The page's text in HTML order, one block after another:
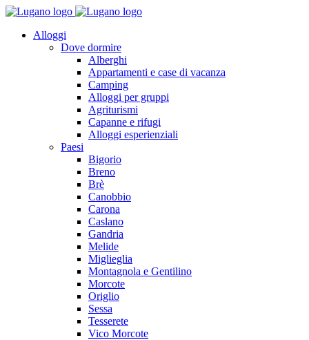
Alloggi
Dove dormire
Alberghi
Appartamenti e case di vacanza
Camping
Alloggi per gruppi
Agriturismi
Capanne e rifugi
Alloggi esperienziali
Paesi
Bigorio
Breno
Brè
Canobbio
Carona
Caslano
Gandria
Melide
Miglieglia
Montagnola e Gentilino
Morcote
Origlio
Sessa
Tesserete
Vico Morcote